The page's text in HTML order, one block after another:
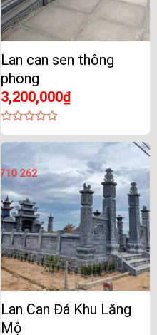
Lan can sen thông
phong
3,200,000₫
0
out
5
Lan Can Đá Khu Lăng
Mộ